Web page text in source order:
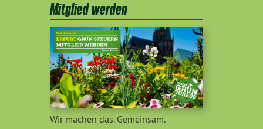
Mitglied werden
Wir machen das. Gemeinsam.